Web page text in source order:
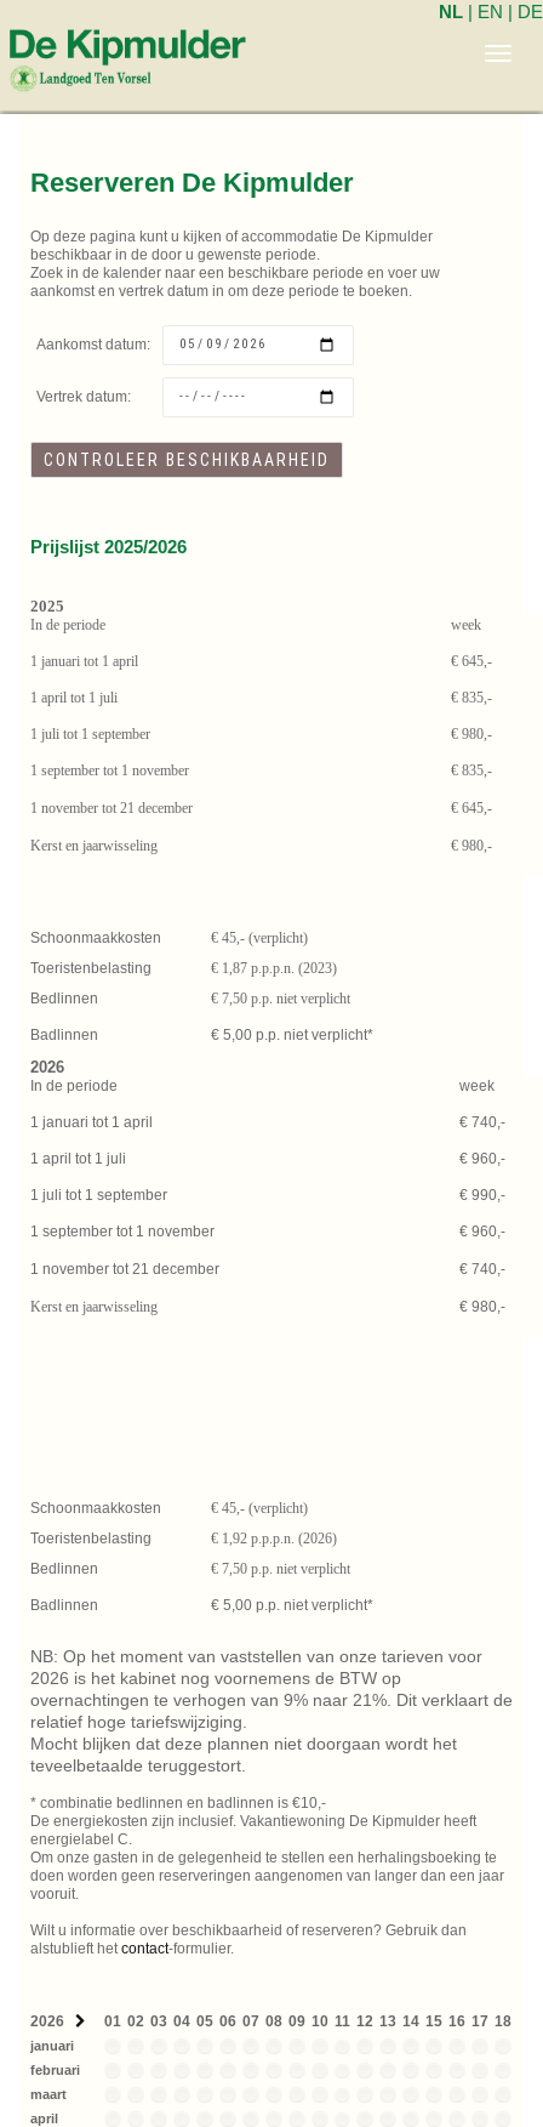
NL | EN | DE
Reserveren De Kipmulder
Op deze pagina kunt u kijken of accommodatie De Kipmulder
beschikbaar in de door u gewenste periode.
Zoek in de kalender naar een beschikbare periode en voer uw
aankomst en vertrek datum in om deze periode te boeken.
Aankomst datum:
Vertrek datum:
Prijslijst 2025/2026
2025
In de periode week
1 januari tot 1 april € 645,-
1 april tot 1 juli € 835,-
1 juli tot 1 september € 980,-
1 september tot 1 november € 835,-
1 november tot 21 december € 645,-
Kerst en jaarwisseling € 980,-
Schoonmaakkosten
€ 45,- (verplicht)
Toeristenbelasting
€ 1,87 p.p.p.n. (2023)
Bedlinnen
Badlinnen
€ 7,50 p.p. niet verplicht
€ 5,00 p.p. niet verplicht*
2026
In de periode week
1 januari tot 1 april € 740,-
1 april tot 1 juli € 960,-
1 juli tot 1 september € 990,-
1 september tot 1 november € 960,-
1 november tot 21 december € 740,-
Kerst en jaarwisseling € 980,-
Schoonmaakkosten
€ 45,- (verplicht)
Toeristenbelasting
€ 1,92 p.p.p.n. (2026)
Bedlinnen
Badlinnen
€ 7,50 p.p. niet verplicht
€ 5,00 p.p. niet verplicht*
NB: Op het moment van vaststellen van onze tarieven voor
2026 is het kabinet nog voornemens de BTW op
overnachtingen te verhogen van 9% naar 21%. Dit verklaart de
relatief hoge tariefswijziging.
Mocht blijken dat deze plannen niet doorgaan wordt het
teveelbetaalde teruggestort.
* combinatie bedlinnen en badlinnen is €10,-
De energiekosten zijn inclusief. Vakantiewoning De Kipmulder heeft
energielabel C.
Om onze gasten in de gelegenheid te stellen een herhalingsboeking te
doen worden geen reserveringen aangenomen van langer dan een jaar
vooruit.
Wilt u informatie over beschikbaarheid of reserveren? Gebruik dan
alstublieft het contact-formulier.
2026 01 02 03 04 05 06 07 08 09 10 11 12 13 14 15 16 17 18
januari
februari
maart
april